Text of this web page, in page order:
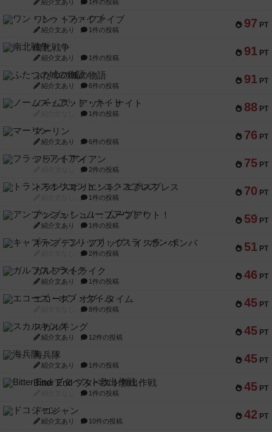
紹介文あり 1件の投稿
97 PT
ワン・トゥ・ファイブ
紹介文あり 1件の投稿
91 PT
南北戦争
紹介文あり 1件の投稿
91 PT
ふたつの城の物語
紹介文あり 6件の投稿
88 PT
ノームズ・アット・ナイト
1件の投稿
76 PT
マーリン
紹介文あり 6件の投稿
75 PT
フラットアイアン
2件の投稿
70 PT
トランスオリエント・エクスプレス
1件の投稿
59 PT
アンブッシュ！：ムーブアウト！
紹介文あり 1件の投稿
51 PT
キャプテン・フリップ：イスラ・ボンバ
2件の投稿
46 PT
ガルフストライク
紹介文あり 1件の投稿
45 PT
エコーズ・オブ・タイム
8件の投稿
45 PT
スカルキング
紹介文あり 12件の投稿
45 PT
海兵隊
紹介文あり 1件の投稿
45 PT
Bitter End ブタペスト救出作戦
1件の投稿
42 PT
ドコジャン
紹介文あり 10件の投稿